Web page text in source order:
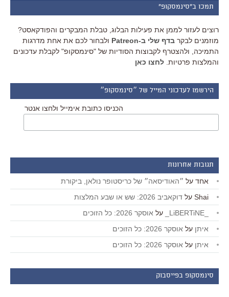
תמכו ב"סינמסקופ"
רוצים לעזור לממן את פעילות הבלוג, טבלת המבקרים והפודקאסט?
מוזמנים לבקר בדף שלי ב-Patreon
ולבחור לכם את אחת מדרגות
התמיכה, ולהצטרף לקבוצות הסודיות של "סינמסקופ" לקבלת עדכונים
והמלצות פרטיות. לחצו כאן
הירשמו לעדכוני המייל של ״סינמסקופ״
הכניסו כתובת אימייל ולחצו אנטר
תגובות אחרונות
אחד על ״האודיסאה״ של כריסטופר נולאן, ביקורת
Shai על דוקאביב 2026: שש או שבע המלצות
על אוסקר 2026: כל הזוכים
איתן על אוסקר 2026: כל הזוכים
איתן על אוסקר 2026: כל הזוכים
סינמסקופ בפייסבוק